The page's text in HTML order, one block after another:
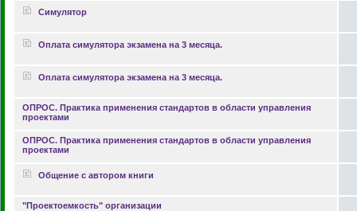
Симулятор
Оплата симулятора экзамена на 3 месяца.
Оплата симулятора экзамена на 3 месяца.
ОПРОС. Практика применения стандартов в области управления
проектами
ОПРОС. Практика применения стандартов в области управления
проектами
Общение с автором книги
"Проектоемкость" организации